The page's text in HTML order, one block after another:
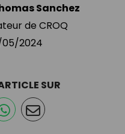
Sanchez
de CROQ
2024
SUR